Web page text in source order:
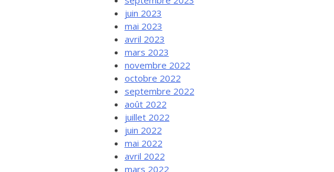
juin 2023
mai 2023
avril 2023
mars 2023
novembre 2022
octobre 2022
septembre 2022
août 2022
juillet 2022
juin 2022
mai 2022
avril 2022
mars 2022